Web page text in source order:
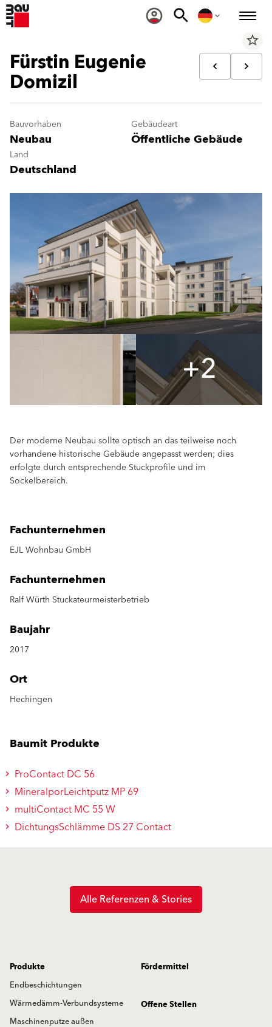
star_border
Fürstin Eugenie
Domizil
Bauvorhaben
Neubau
Gebäudeart
Öffentliche Gebäude
Land
Deutschland
+2
Der moderne Neubau sollte optisch an das teilweise noch
vorhandene historische Gebäude angepasst werden; dies
erfolgte durch entsprechende Stuckprofile und im
Sockelbereich.
Fachunternehmen
EJL Wohnbau GmbH
Fachunternehmen
Ralf Würth Stuckateurmeisterbetrieb
Baujahr
2017
Ort
Hechingen
Baumit Produkte
ProContact DC 56
MineralporLeichtputz MP 69
multiContact MC 55 W
DichtungsSchlämme DS 27 Contact
Alle Referenzen & Stories
Produkte
Endbeschichtungen
Wärmedämm-Verbundsysteme
Maschinenputze außen
Fördermittel
Offene Stellen